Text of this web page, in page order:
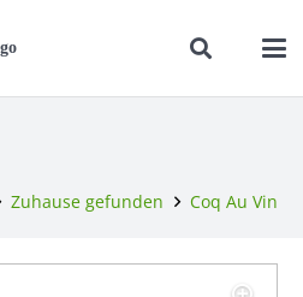
Zuhause gefunden Coq Au Vin